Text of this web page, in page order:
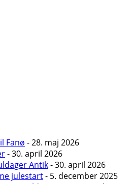
Fanø - 28. maj 2026
- 30. april 2026
Antik- 30. april 2026
julestart- 5. december 2025